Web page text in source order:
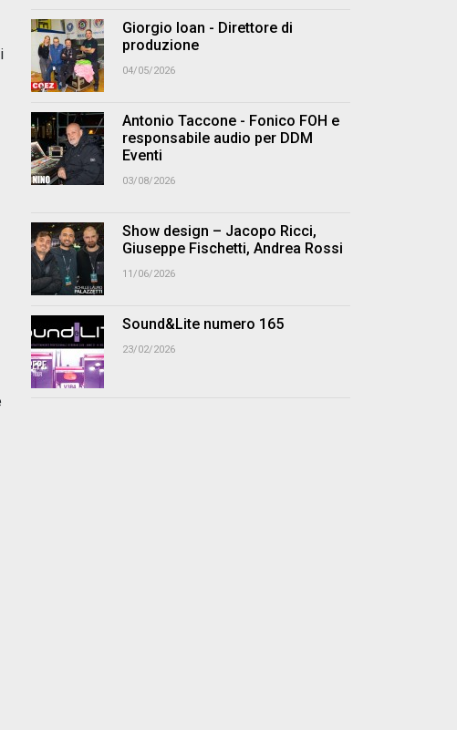
Giorgio Ioan - Direttore di
produzione
04/05/2026
Antonio Taccone - Fonico FOH e
responsabile audio per DDM
Eventi
03/08/2026
Show design – Jacopo Ricci,
Giuseppe Fischetti, Andrea Rossi
11/06/2026
Sound&Lite numero 165
23/02/2026